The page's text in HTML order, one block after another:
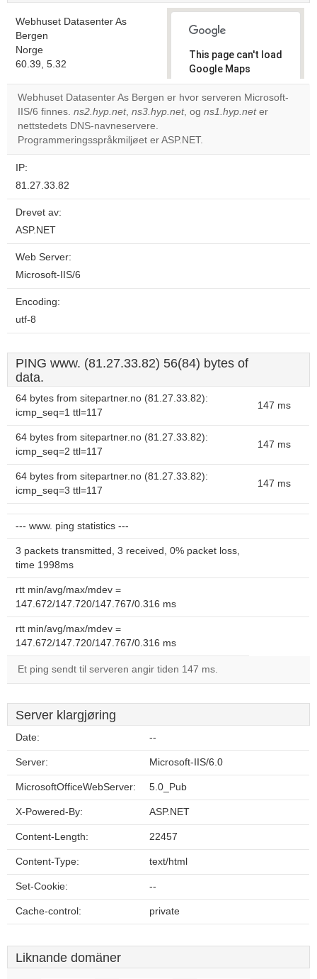
Webhuset Datasenter As
Bergen
Norge
60.39, 5.32
This page can't load
Google Maps
correctly.
Do you
website?
Webhuset Datasenter As Bergen er hvor serveren Microsoft-
IIS/6 finnes. ns2.hyp.net, ns3.hyp.net, og ns1.hyp.neter
nettstedets DNS-navneservere.
Programmeringsspråkmiljøet er ASP.NET.
IP:
81.27.33.82
Drevet av:
ASP.NET
Web Server:
Microsoft-IIS/6
Encoding:
utf-8
PING www. (81.27.33.82) 56(84) bytes of
data.
64 bytes from sitepartner.no (81.27.33.82):
icmp_seq=1 ttl=117
147 ms
64 bytes from sitepartner.no (81.27.33.82):
icmp_seq=2 ttl=117
147 ms
64 bytes from sitepartner.no (81.27.33.82):
icmp_seq=3 ttl=117
147 ms
--- www. ping statistics ---
3 packets transmitted, 3 received, 0% packet loss,
time 1998ms
rtt min/avg/max/mdev =
147.672/147.720/147.767/0.316 ms
rtt min/avg/max/mdev =
147.672/147.720/147.767/0.316 ms
Et ping sendt til serveren angir tiden 147 ms.
Server klargjøring
Date: --
Server: Microsoft-IIS/6.0
MicrosoftOfficeWebServer: 5.0_Pub
X-Powered-By: ASP.NET
Content-Length: 22457
Content-Type: text/html
Set-Cookie: --
Cache-control: private
Liknande domäner